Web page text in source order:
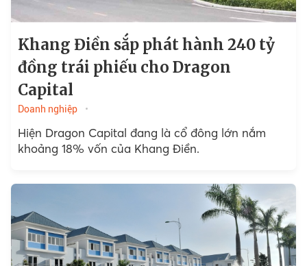
Khang Điền sắp phát hành 240 tỷ
đồng trái phiếu cho Dragon
Capital
Doanh nghiệp
Hiện Dragon Capital đang là cổ đông lớn nắm
khoảng 18% vốn của Khang Điền.